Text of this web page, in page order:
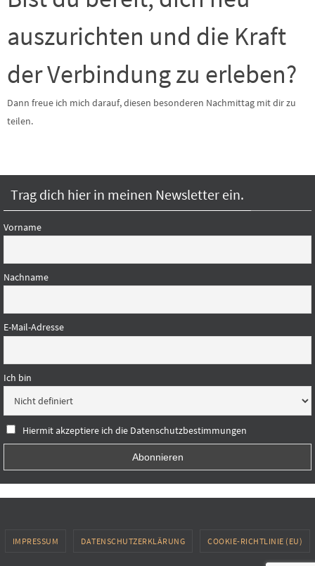
auszurichten und die Kraft
der Verbindung zu erleben?
Dann freue ich mich darauf, diesen besonderen Nachmittag mit dir zu
teilen.
Trag dich hier in meinen Newsletter ein.
Vorname
Nachname
E-Mail-Adresse
Ich bin
Hiermit akzeptiere ich die Datenschutzbestimmungen
IMPRESSUM DATENSCHUTZERKLÄRUNG COOKIE-RICHTLINIE (EU)